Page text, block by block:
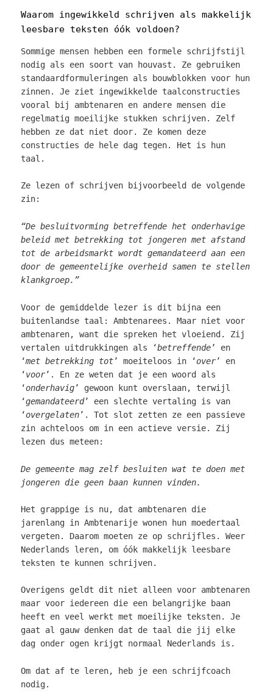
Waarom ingewikkeld schrijven als makkelijk
leesbare teksten óók voldoen?
Sommige mensen hebben een formele schrijfstijl
nodig als een soort van houvast. Ze gebruiken
standaardformuleringen als bouwblokken voor hun
zinnen. Je ziet ingewikkelde taalconstructies
vooral bij ambtenaren en andere mensen die
regelmatig moeilijke stukken schrijven. Zelf
hebben ze dat niet door. Ze komen deze
constructies de hele dag tegen. Het is hun
taal.
Ze lezen of schrijven bijvoorbeeld de volgende
zin:
“De besluitvorming betreffende het onderhavige
beleid met betrekking tot jongeren met afstand
tot de arbeidsmarkt wordt gemandateerd aan een
door de gemeentelijke overheid samen te stellen
klankgroep.”
Voor de gemiddelde lezer is dit bijna een
buitenlandse taal: Ambtenarees. Maar niet voor
ambtenaren, want die spreken het vloeiend. Zij
vertalen uitdrukkingen als ‘betreffende’ en
‘met betrekking tot’ moeiteloos in ‘over’ en
‘voor’. En ze weten dat je een woord als
‘onderhavig’ gewoon kunt overslaan, terwijl
‘gemandateerd’ een slechte vertaling is van
‘overgelaten’. Tot slot zetten ze een passieve
zin achteloos om in een actieve versie. Zij
lezen dus meteen:
De gemeente mag zelf besluiten wat te doen met
jongeren die geen baan kunnen vinden.
Het grappige is nu, dat ambtenaren die
jarenlang in Ambtenarije wonen hun moedertaal
vergeten. Daarom moeten ze op schrijfles. Weer
Nederlands leren, om óók makkelijk leesbare
teksten te kunnen schrijven.
Overigens geldt dit niet alleen voor ambtenaren
maar voor iedereen die een belangrijke baan
heeft en veel werkt met moeilijke teksten. Je
gaat al gauw denken dat de taal die jij elke
dag onder ogen krijgt normaal Nederlands is.
Om dat af te leren, heb je een schrijfcoach
nodig.